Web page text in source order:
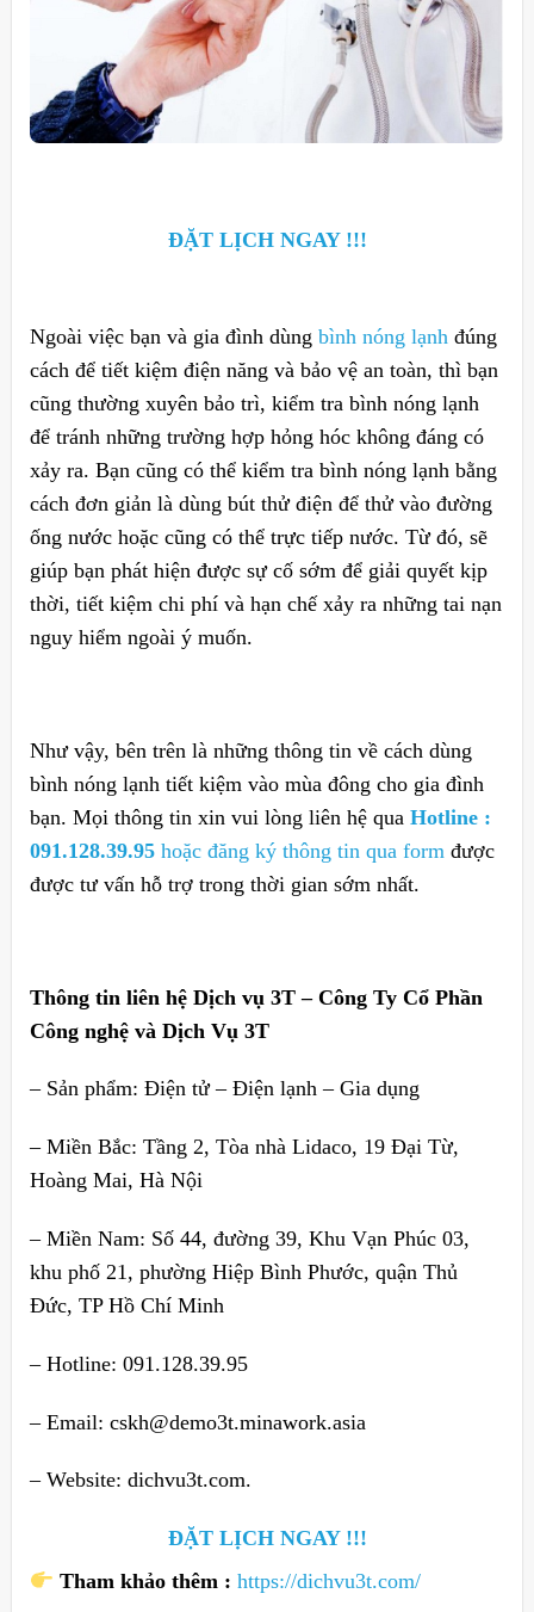
ĐẶT LỊCH NGAY !!!
Ngoài việc bạn và gia đình dùng bình nóng lạnhđúng
cách để tiết kiệm điện năng và bảo vệ an toàn, thì bạn
cũng thường xuyên bảo trì, kiểm tra bình nóng lạnh
để tránh những trường hợp hỏng hóc không đáng có
xảy ra. Bạn cũng có thể kiểm tra bình nóng lạnh bằng
cách đơn giản là dùng bút thử điện để thử vào đường
ống nước hoặc cũng có thể trực tiếp nước. Từ đó, sẽ
giúp bạn phát hiện được sự cố sớm để giải quyết kịp
thời, tiết kiệm chi phí và hạn chế xảy ra những tai nạn
nguy hiểm ngoài ý muốn.
Như vậy, bên trên là những thông tin về cách dùng
bình nóng lạnh tiết kiệm vào mùa đông cho gia đình
bạn. Mọi thông tin xin vui lòng liên hệ qua Hotline :
091.128.39.95hoặc đăng ký thông tin qua formđược
được tư vấn hỗ trợ trong thời gian sớm nhất.
Thông tin liên hệ Dịch vụ 3T – Công Ty Cổ Phần
Công nghệ và Dịch Vụ 3T
– Sản phẩm: Điện tử – Điện lạnh – Gia dụng
– Miền Bắc: Tầng 2, Tòa nhà Lidaco, 19 Đại Từ,
Hoàng Mai, Hà Nội
– Miền Nam: Số 44, đường 39, Khu Vạn Phúc 03,
khu phố 21, phường Hiệp Bình Phước, quận Thủ
Đức, TP Hồ Chí Minh
– Hotline: 091.128.39.95
– Email: cskh@demo3t.minawork.asia
– Website: dichvu3t.com.
ĐẶT LỊCH NGAY !!!
Tham khảo thêm :https://dichvu3t.com/